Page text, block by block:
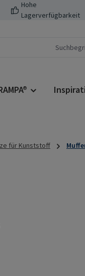
Hohe
Lagerverfügbarkeit
für Kunststoff